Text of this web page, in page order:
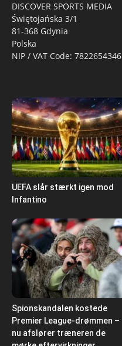
DISCOVER SPORTS MEDIA
Świętojańska 3/1
81-368 Gdynia
Polska
NIP / VAT Code: 7822654346
UEFA slår stærkt igen mod
Infantino
Spionskandalen kostede
Premier League-drømmen –
nu afslører træneren de